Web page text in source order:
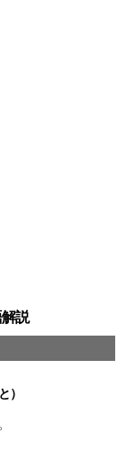
説
）